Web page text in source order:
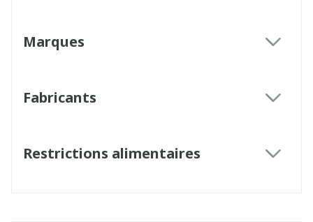
Marques
Fabricants
Restrictions alimentaires